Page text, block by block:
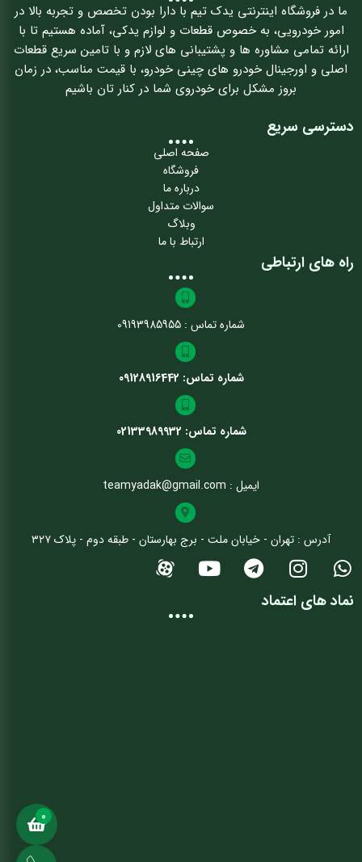
ما در فروشگاه اینترنتی یدک تیم با دارا بودن تخصص و تجربه بالا در
امور خودرویی، به خصوص قطعات و لوازم یدکی، آماده هستیم تا با
ارائه تمامی مشاوره ها و پشتیبانی های لازم و با تامین سریع قطعات
اصلی و اورجینال خودرو های چینی خودرو، با قیمت مناسب، در زمان
بروز مشکل برای خودروی شما در کنار تان باشیم
دسترسی سریع
صفحه اصلی
فروشگاه
درباره ما
سوالات متداول
وبلاگ
ارتباط با ما
راه های ارتباطی
شماره تماس : 09193985955
شماره تماس: 09128916442
شماره تماس: 02133989932
ایمیل : teamyadak@gmail.com
آدرس : تهران - خیابان ملت - برج بهارستان - طبقه دوم - پلاک ۳۲۷
نماد های اعتماد
0